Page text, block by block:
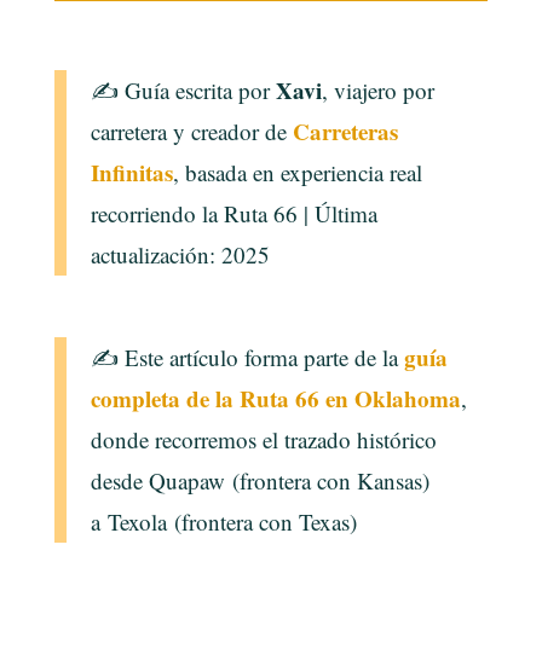
✍️ Guía escrita porXavi, viajero por
carretera y creador de Carreteras
Infinitas, basada en experiencia real
recorriendo la Ruta 66 | Última
actualización: 2025
✍️ Este artículo forma parte de laguía
completa de la Ruta 66 en Oklahoma,
donde recorremos el trazado histórico
desde Quapaw (frontera con Kansas)
a Texola (frontera con Texas)